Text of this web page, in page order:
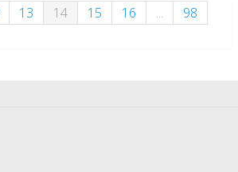
13 14 15 16 ...
98